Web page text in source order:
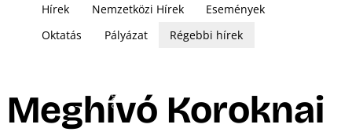
Hírek
Nemzetközi Hírek
Események
Oktatás
Pályázat Régebbi hírek
Meghívó Koroknai